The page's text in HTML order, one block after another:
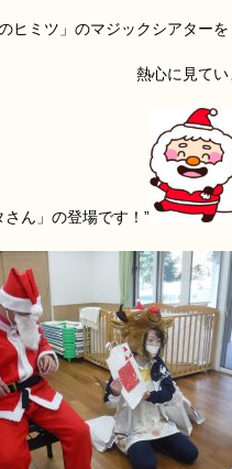
ヒミツ」のマジックシアターを
熱心に見てい
さん」の登場です！”